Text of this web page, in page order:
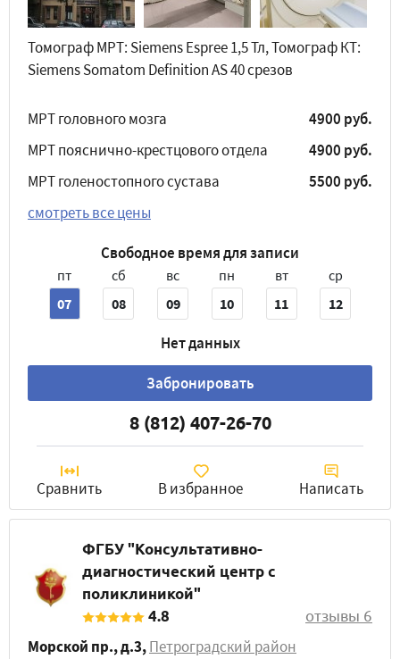
Томограф МРТ: Siemens Espree 1,5 Тл, Томограф КТ:
Siemens Somatom Definition AS 40 срезов
МРТ головного мозга
4900 руб.
МРТ пояснично-крестцового отдела
4900 руб.
МРТ голеностопного сустава
5500 руб.
смотреть все цены
Свободное время для записи
пт
07
сб
08
вс
09
пн
10
вт
11
ср
12
Нет данных
Забронировать
8 (812) 407-26-70
Сравнить В избранное Написать
ФГБУ "Консультативно-
диагностический центр с
поликлиникой"
4.8
отзывы 6
Морской пр., д.3,Петроградский район